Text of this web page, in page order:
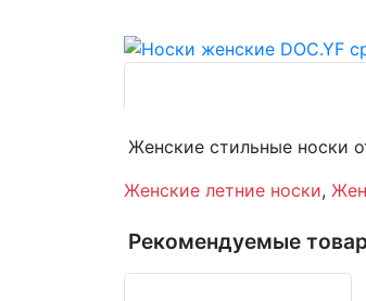
Женские стильные носки
Женские летние носки,
Рекомендуемые